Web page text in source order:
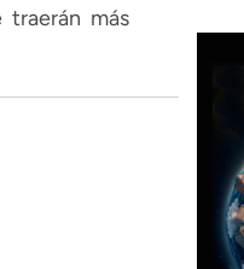
traerán más